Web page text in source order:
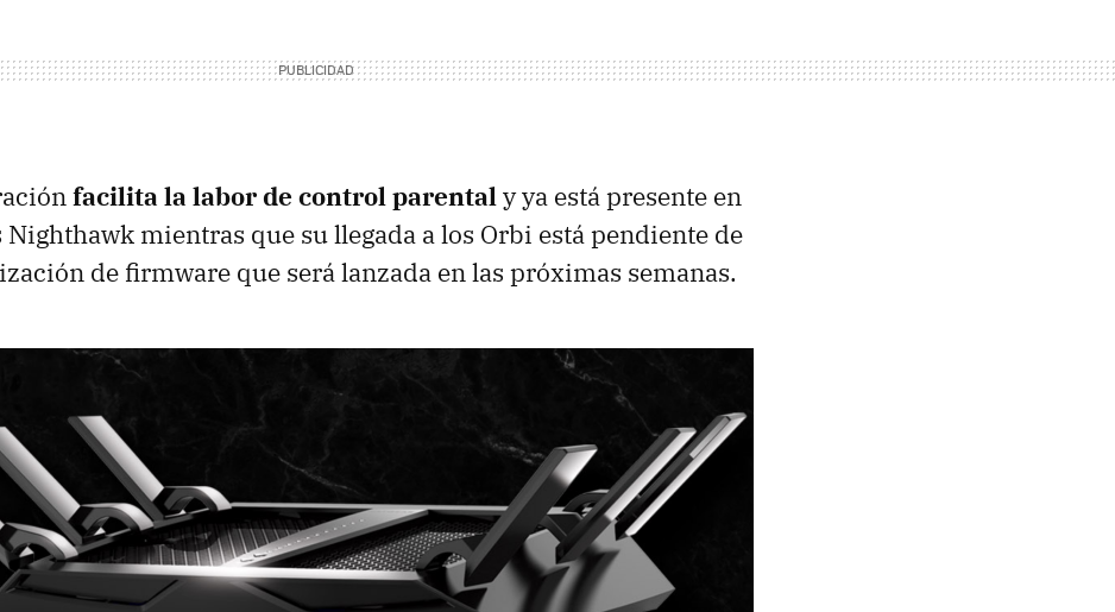
facilita la labor de control parentaly ya está presente en
mientras que su llegada a los Orbi está pendiente de
de firmware que será lanzada en las próximas semanas.